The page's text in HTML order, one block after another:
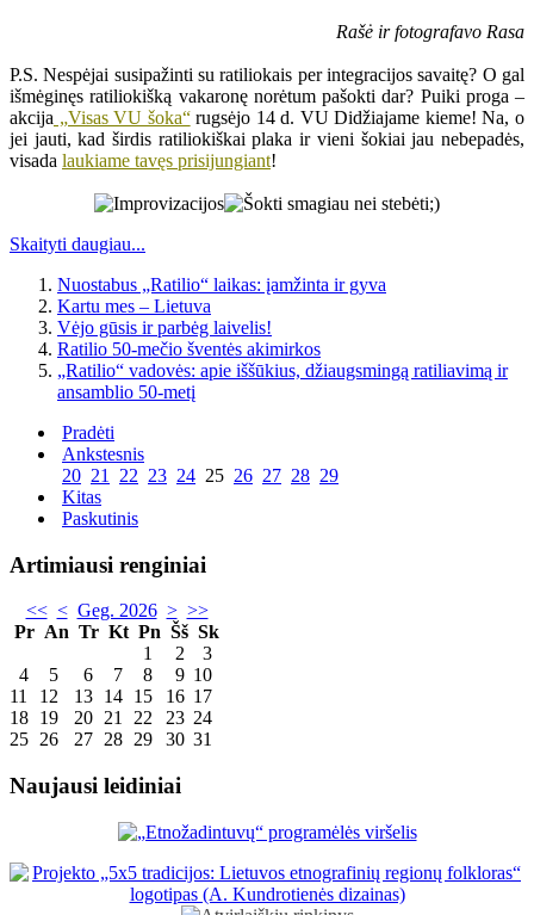
Rašė ir fotografavo Rasa
P.S. Nespėjai susipažinti su ratiliokais per integracijos savaitę? O gal
išmėginęs ratiliokišką vakaronę norėtum pašokti dar? Puiki proga –
akcija „Visas VU šoka“rugsėjo 14 d. VU Didžiajame kieme! Na, o
jei jauti, kad širdis ratiliokiškai plaka ir vieni šokiai jau nebepadės,
visada laukiame tavęs prisijungiant!
Skaityti daugiau...
Nuostabus „Ratilio“ laikas: įamžinta ir gyva
Kartu mes – Lietuva
Vėjo gūsis ir parbėg laivelis!
Ratilio 50-mečio šventės akimirkos
„Ratilio“ vadovės: apie iššūkius, džiaugsmingą ratiliavimą ir
ansamblio 50-metį
Pradėti
Ankstesnis
20 21 22 23 24 25 26 27 28 29
Kitas
Paskutinis
Artimiausi renginiai
<< < Geg. 2026 > >>
Pr An Tr Kt Pn Šš Sk
1
2
3
4
5 6 7 8 9 10
11
12 13 14 15 16 17
18 19 20 21 22 23 24
25 26 27 28 29 30 31
Naujausi leidiniai